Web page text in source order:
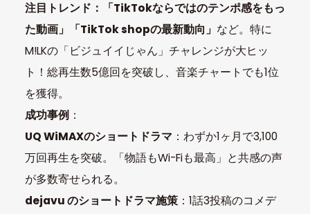
注目トレンド：「TikTokならではのテンポ感をもっ
た動画」「TikTok shopの最新動向」 など。特に
M!LKの「ビジュイイじゃん」チャレンジが大ヒッ
ト！総再生数5億回を突破し、音楽チャートでも1位
を獲得。
成功事例：
UQ WiMAXのショートドラマ ：わずか1ヶ月で3,100
万回再生を突破。「物語もWi-Fiも最高」と共感の声
が多数寄せられる。
dejavu のショートドラマ施策：1話3投稿のコメデ